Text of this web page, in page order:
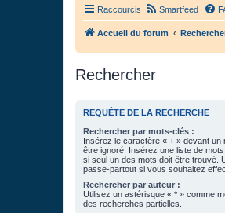
Raccourcis Smartfeed
Accueil du forum
Rechercher
REQUÊTE DE LA RECHERCHE
Rechercher par mots-clés :
Insérez le caractère « + » devant
être ignoré. Insérez une liste de
si seul un des mots doit être trouvé.
passe-partout si vous souhaitez
Rechercher par auteur :
Utilisez un astérisque « * » comme
des recherches partielles.